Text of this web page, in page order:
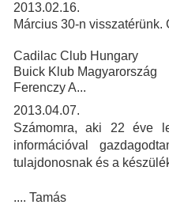
2013.02.16.
Március 30-n
Cadilac Club Hungary
Buick Klub Magyarország
Ferenczy A...
2013.04.07.
Számomra, aki 22 éve
információval
tulajdonosnak és a
.... Tamás